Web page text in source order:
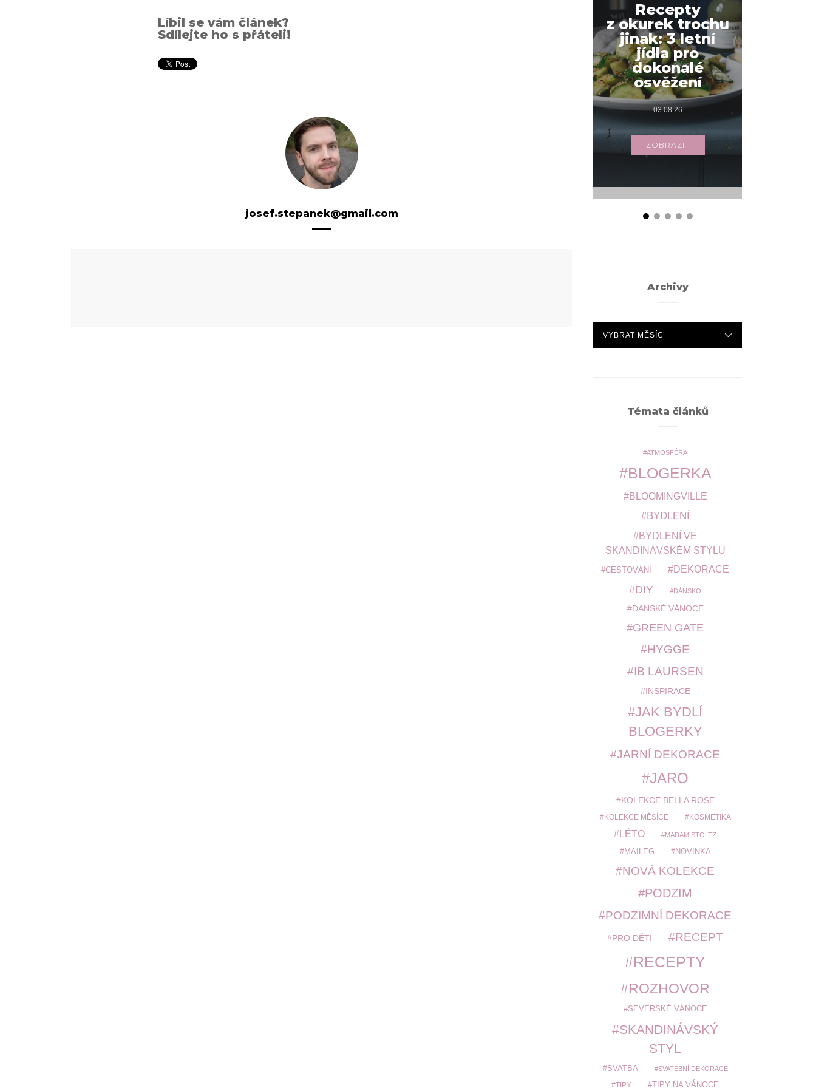
Líbil se vám článek?
Sdílejte ho s přáteli!
josef.stepanek@gmail.com
Recepty
z okurek trochu
jinak: 3 letní
jídla pro
dokonalé
osvěžení
03.08.26
ZOBRAZIT
Archivy
Témata článků
ATMOSFÉRA
BLOGERKA
BLOOMINGVILLE
BYDLENÍ
BYDLENÍ VE
SKANDINÁVSKÉM STYLU
CESTOVÁNÍ DEKORACE
DIY DÁNSKO
DÁNSKÉ VÁNOCE
GREEN GATE
HYGGE
IB LAURSEN
INSPIRACE
JAK BYDLÍ
BLOGERKY
JARNÍ DEKORACE
JARO
KOLEKCE BELLA ROSE
KOLEKCE MĚSÍCE KOSMETIKA
LÉTO MADAM STOLTZ
MAILEG NOVINKA
NOVÁ KOLEKCE
PODZIM
PODZIMNÍ DEKORACE
PRO DĚTI RECEPT
RECEPTY
ROZHOVOR
SEVERSKÉ VÁNOCE
SKANDINÁVSKÝ
STYL
SVATBA SVATEBNÍ DEKORACE
TIPY TIPY NA VÁNOCE